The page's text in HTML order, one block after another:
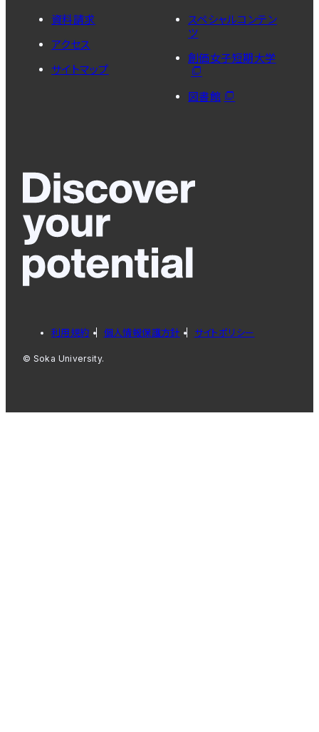
資料請求
アクセス
サイトマップ
スペシャルコンテン
ツ
創価女子短期大学
図書館
利用規約 個人情報保護方針 サイトポリシー
© Soka University.